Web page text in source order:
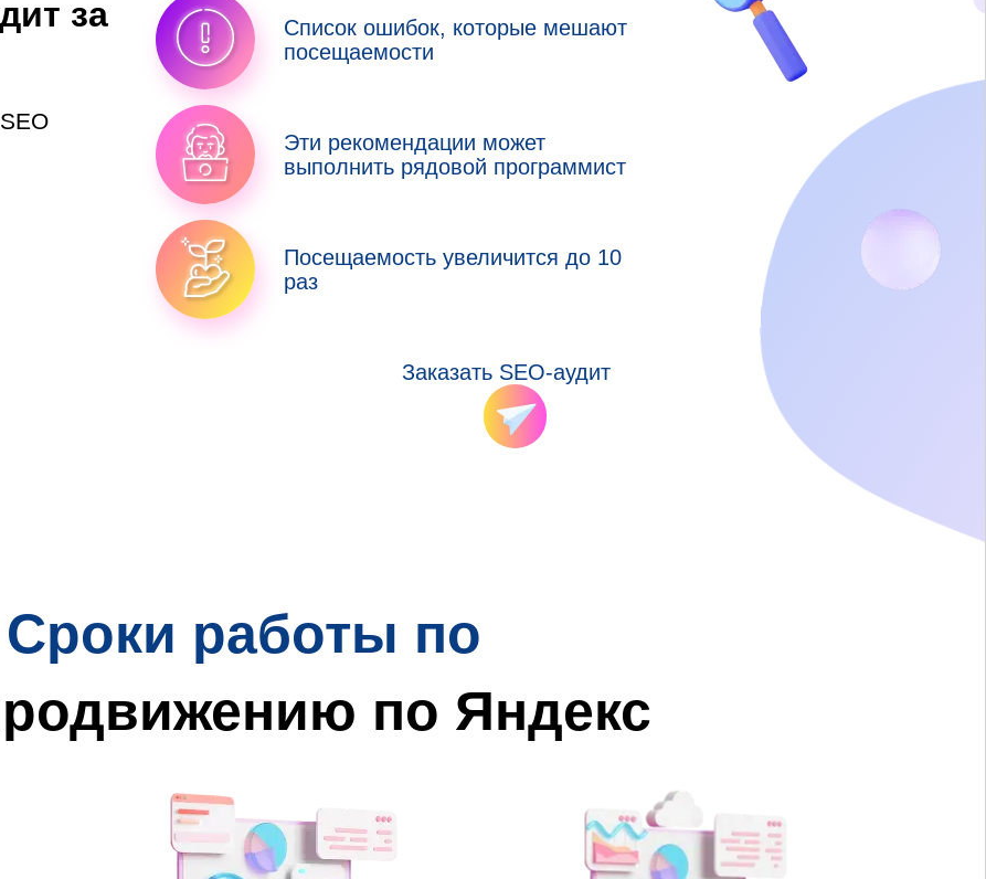
за
Список ошибок, которые мешают
посещаемости
Эти рекомендации может
выполнить рядовой программист
Посещаемость увеличится до 10
раз
Заказать SEO-аудит
Сроки работы по
по Яндекс